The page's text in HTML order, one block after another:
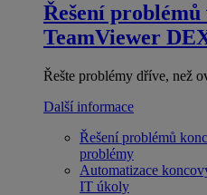
Řešení problémů
TeamViewer
Řešte problémy dříve, než
Další informace
Řešení problémů
problémy
Automatizace
IT úkoly